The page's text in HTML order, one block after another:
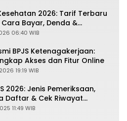
2026: Tarif Terbaru
Cara Bayar, Denda &
Peserta JKN-KIS
06:40 WIB
BPJS Ketenagakerjaan:
Akses dan Fitur Online
19:19 WIB
2026: Jenis Pemeriksaan,
Daftar & Cek Riwayat
11:49 WIB